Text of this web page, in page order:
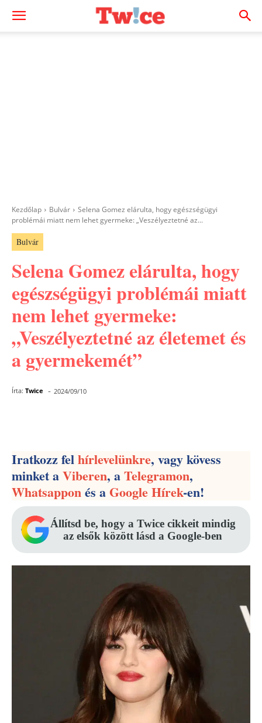
Kezdőlap Bulvár
Selena Gomez elárulta, hogy egészségügyi
problémái miatt nem lehet gyermeke: „Veszélyeztetné az...
Bulvár
Selena Gomez elárulta, hogy
egészségügyi problémái miatt
nem lehet gyermeke:
„Veszélyeztetné az életemet és
a gyermekemét”
Írta: Twice - 2024/09/10
Iratkozz felhírlevelünkre, vagy kövess
minket aViberen, aTelegramon,
Whatsapponés aGoogle Hírek-en!
Állítsd be, hogy a Twice cikkeit mindig
az elsők között lásd a Google-ben